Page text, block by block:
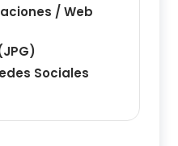
/ Web
Sociales